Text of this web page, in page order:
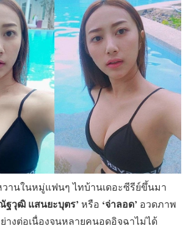
วานในหมู่แฟนๆ ไทบ้านเดอะซีรีย์ขึ้นมา
ฐวุฒิ แสนยะบุตร’ หรือ ‘จ่าลอด’ อวดภาพ
างต่อเนื่องจนหลายคนอดอิจฉาไม่ได้